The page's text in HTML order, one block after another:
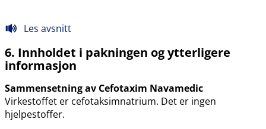
Les avsnitt
6. Innholdet i pakningen og ytterligere
informasjon
Sammensetning av Cefotaxim Navamedic
Virkestoffet er cefotaksimnatrium. Det er ingen
hjelpestoffer.